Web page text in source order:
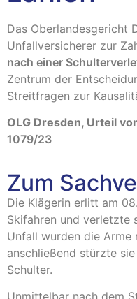
Das Oberlandesgericht
Unfallversicherer zur
nach einer
Zentrum der
Streitfragen zur
OLG Dresden, Urteil
1079/23
Zum
Die Klägerin erlitt am
Skifahren und verletzte
Unfall wurden die Arme
anschließend stürzte
Schulter.